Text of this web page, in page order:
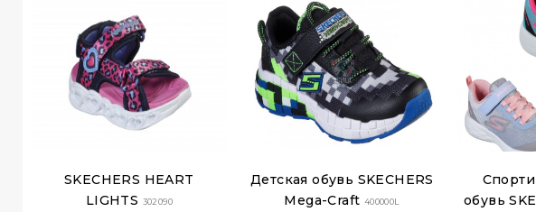
SKECHERS HEART
LIGHTS 302090
Детская обувь SKECHERS
Mega-Craft 400000L
обувь